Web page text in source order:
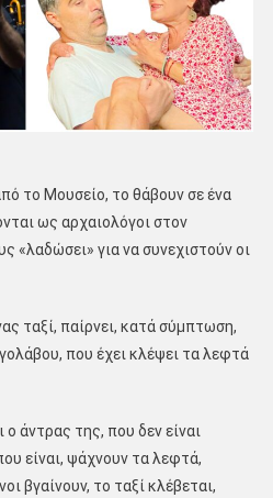
το Μουσείο, το θάβουν σε ένα
ως αρχαιολόγοι στον
«λαδώσει» για να συνεχιστούν οι
ταξί, παίρνει, κατά σύμπτωση,
που έχει κλέψει τα λεφτά
ο άντρας της, που δεν είναι
είναι, ψάχνουν τα λεφτά,
βγαίνουν, το ταξί κλέβεται,